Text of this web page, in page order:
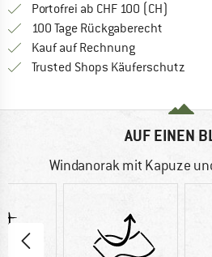
Portofrei ab CHF 100 (CH)
100 Tage Rückgaberecht
Kauf auf RechnungFinde die
Trusted Shops Käuferschutz
AUF EINEN
Windanorak mit Kapuze